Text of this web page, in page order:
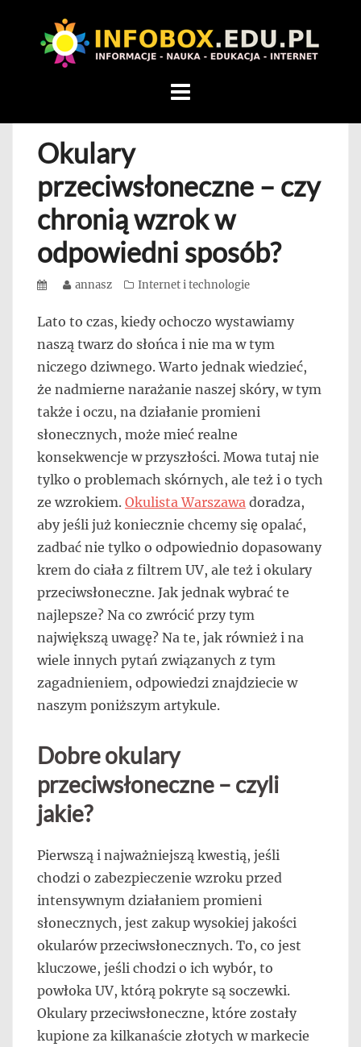
WITAMY
INFOBOX
INFORMACYJNY
STRON
blogu
przedstawiamy
przedsiębiorców,
którzy
rozwijając
przedsiębiorczości
Okulary
przeciwsłoneczne – czy
chronią wzrok w
odpowiedni sposób?
PostedAuthor
annasz Categories
Internet i technologie
Lato to czas, kiedy ochoczo wystawiamy
naszą twarz do słońca i nie ma w tym
niczego dziwnego. Warto jednak wiedzieć,
że nadmierne narażanie naszej skóry, w tym
także i oczu, na działanie promieni
słonecznych, może mieć realne
konsekwencje w przyszłości. Mowa tutaj nie
tylko o problemach skórnych, ale też i o tych
ze wzrokiem. Okulista Warszawa doradza,
aby jeśli już koniecznie chcemy się opalać,
zadbać nie tylko o odpowiednio dopasowany
krem do ciała z filtrem UV, ale też i okulary
przeciwsłoneczne. Jak jednak wybrać te
najlepsze? Na co zwrócić przy tym
największą uwagę? Na te, jak również i na
wiele innych pytań związanych z tym
zagadnieniem, odpowiedzi znajdziecie w
naszym poniższym artykule.
Dobre okulary
przeciwsłoneczne – czyli
jakie?
Pierwszą i najważniejszą kwestią, jeśli
chodzi o zabezpieczenie wzroku przed
intensywnym działaniem promieni
słonecznych, jest zakup wysokiej jakości
okularów przeciwsłonecznych. To, co jest
kluczowe, jeśli chodzi o ich wybór, to
powłoka UV, którą pokryte są soczewki.
Okulary przeciwsłoneczne, które zostały
kupione za kilkanaście złotych w markecie